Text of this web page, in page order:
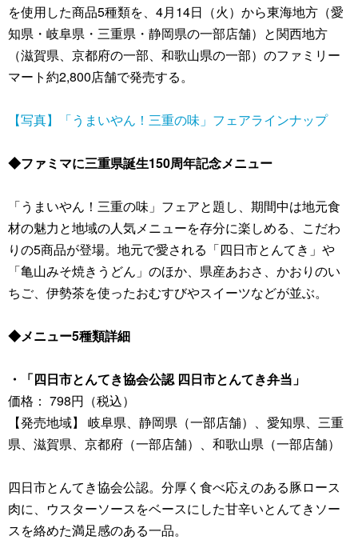
を使用した商品5種類を、4月14日（火）から東海地方（愛
知県・岐阜県・三重県・静岡県の一部店舗）と関西地方
（滋賀県、京都府の一部、和歌山県の一部）のファミリー
マート約2,800店舗で発売する。
【写真】「うまいやん！三重の味」フェアラインナップ
◆ファミマに三重県誕生150周年記念メニュー
「うまいやん！三重の味」フェアと題し、期間中は地元食
材の魅力と地域の人気メニューを存分に楽しめる、こだわ
りの5商品が登場。地元で愛される「四日市とんてき」や
「亀山みそ焼きうどん」のほか、県産あおさ、かおりのい
ちご、伊勢茶を使ったおむすびやスイーツなどが並ぶ。
◆メニュー5種類詳細
・「四日市とんてき協会公認 四日市とんてき弁当」
価格： 798円（税込）
【発売地域】 岐阜県、静岡県（一部店舗）、愛知県、三重
県、滋賀県、京都府（一部店舗）、和歌山県（一部店舗）
四日市とんてき協会公認。分厚く食べ応えのある豚ロース
肉に、ウスターソースをベースにした甘辛いとんてきソー
スを絡めた満足感のある一品。